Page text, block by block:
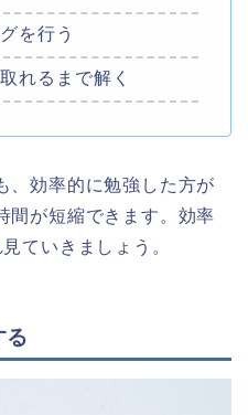
を行う
れるまで解く
、効率的に勉強した方が
間が短縮できます。効率
ていきましょう。
る